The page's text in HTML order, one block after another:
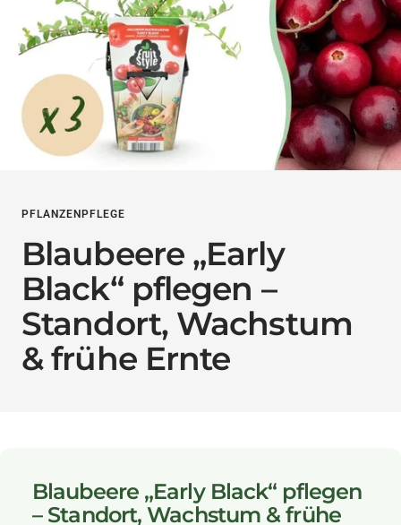
PFLANZENPFLEGE
Blaubeere „Early
Black“ pflegen –
Standort, Wachstum
& frühe Ernte
Blaubeere „Early Black“ pflegen
– Standort, Wachstum & frühe